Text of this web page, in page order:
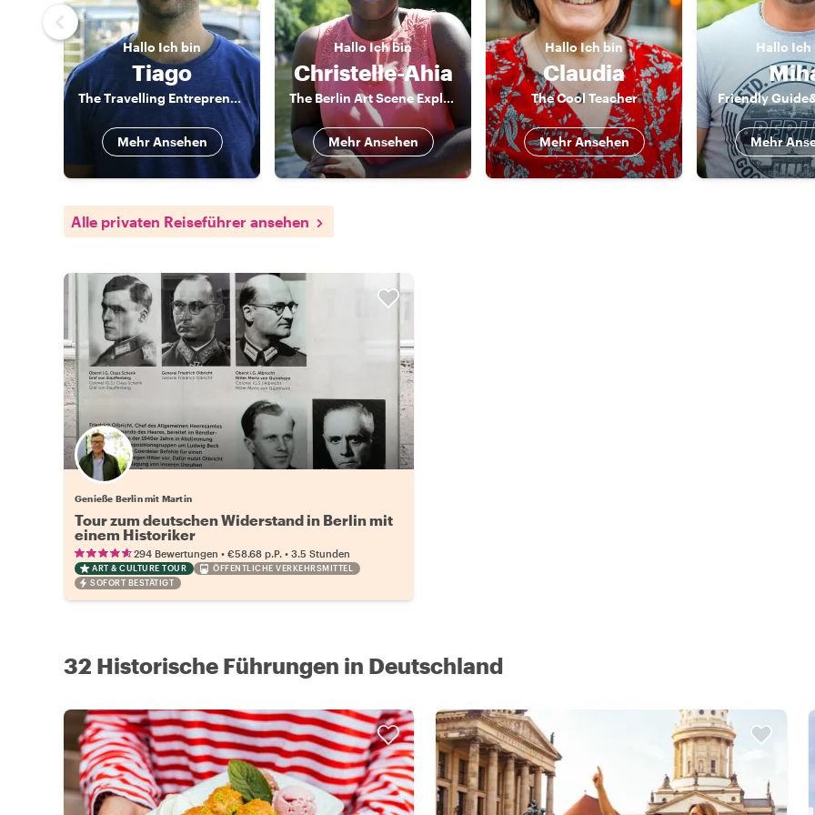
Hallo Ich bin
Tiago
The Travelling Entrepreneur
Mehr Ansehen
HalloIch bin
Christelle-Ahia
The Berlin Art Scene Explorer
Mehr Ansehen
HalloIch bin
Claudia
The Cool Teacher
Mehr Ansehen
Hallo Ich
Friendly
Mehr
Alle privaten Reiseführer ansehen
Genieße Berlin mit Martin
Tour zum deutschen Widerstand in Berlin mit
einem Historiker
294 Bewertungen • €58.68 p.P. • 3.5 Stunden
ART & CULTURE TOUR
ÖFFENTLICHE VERKEHRSMITTEL
SOFORT BESTÄTIGT
32 Historische Führungen in Deutschland